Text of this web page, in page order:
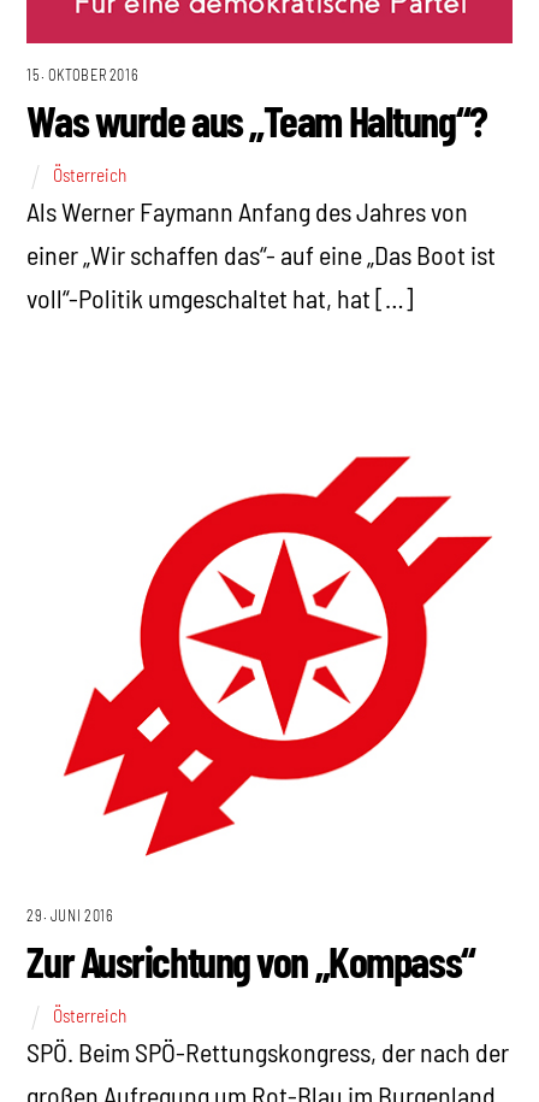
15. OKTOBER 2016
Was wurde aus „Team Haltung“?
Österreich
Als Werner Faymann Anfang des Jahres von
einer „Wir schaffen das“- auf eine „Das Boot ist
voll“-Politik umgeschaltet hat, hat […]
29. JUNI 2016
Zur Ausrichtung von „Kompass“
Österreich
SPÖ. Beim SPÖ-Rettungskongress, der nach der
großen Aufregung um Rot-Blau im Burgenland